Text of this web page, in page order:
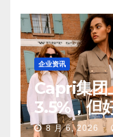
企业资讯
Capri集团
3.5%，但
Kors 在中
8 月 6, 2026